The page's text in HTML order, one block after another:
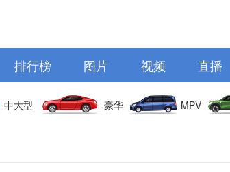
排行榜 图片 视频 直播
中大型 豪华 MPV